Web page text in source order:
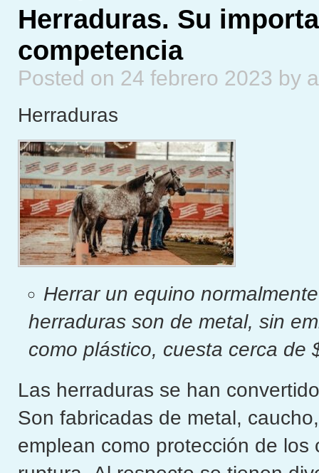
Herraduras. Su
competencia
Posted on 24 febrero 2023 by
Herraduras
Herrar un equino
herraduras son de metal, sin
como plástico, cuesta cerca de
Las herraduras se han
Son fabricadas de metal,
emplean como protección de